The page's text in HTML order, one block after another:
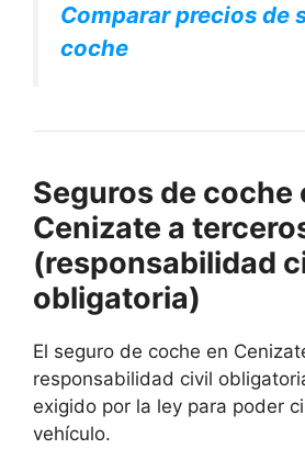
Comparar precios de
coche
Seguros de coche
Cenizate a
(responsabilidad
obligatoria)
El seguro de coche en
responsabilidad civil
exigido por la ley para poder
vehículo.